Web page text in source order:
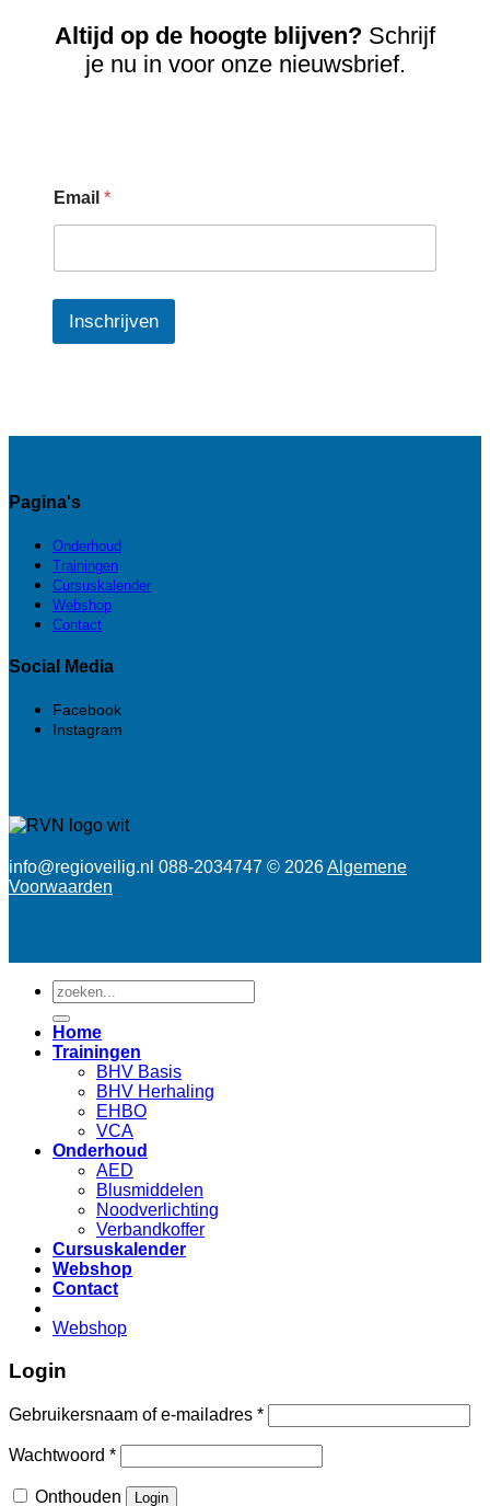
Altijd op de hoogte blijven? Schrijf
je nu in voor onze nieuwsbrief.
Email *
Inschrijven
Pagina's
Onderhoud
Trainingen
Cursuskalender
Webshop
Contact
Social Media
Facebook
Instagram
info@regioveilig.nl 088-2034747 © 2026Algemene
Voorwaarden
Zoeken
naar:
Home
Trainingen
BHV Basis
BHV Herhaling
EHBO
VCA
Onderhoud
AED
Blusmiddelen
Noodverlichting
Verbandkoffer
Cursuskalender
Webshop
Contact
Webshop
Login
Gebruikersnaam of e-mailadres *
Wachtwoord *
Onthouden Login